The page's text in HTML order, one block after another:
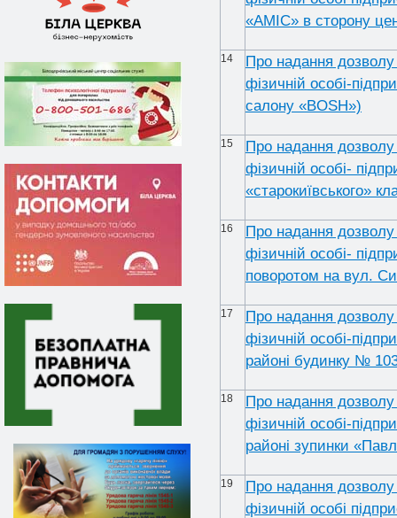
«AMIC» в сторону
14
Про надання дозволу
фізичній особі-
салону «BOSH»)
15
Про надання дозволу
фізичній особі-
«старокиївського»
16
Про надання дозволу
фізичній особі-
поворотом на вул.
17
Про надання дозволу
фізичній особі-
районі будинку №
18
Про надання дозволу
фізичній особі-
районі зупинки
19
Про надання дозволу
фізичній особі